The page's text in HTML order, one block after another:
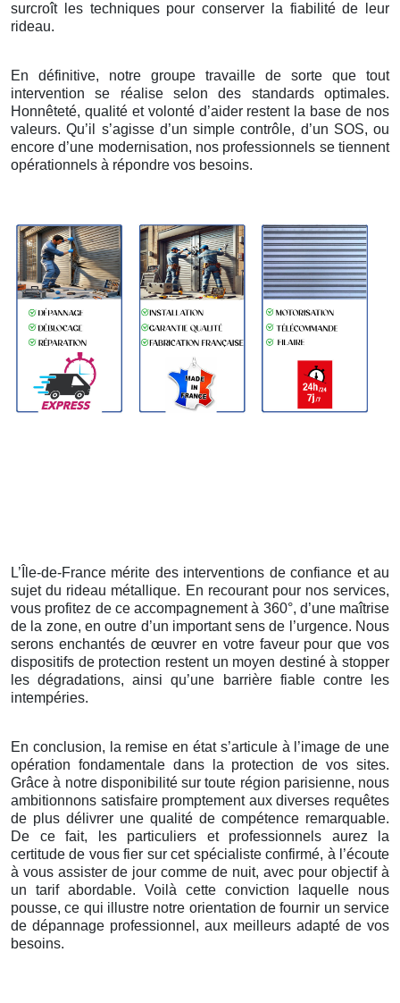
surcroît les techniques pour conserver la fiabilité de leur
rideau.
En définitive, notre groupe travaille de sorte que tout
intervention se réalise selon des standards optimales.
Honnêteté, qualité et volonté d’aider restent la base de nos
valeurs. Qu’il s’agisse d’un simple contrôle, d’un SOS, ou
encore d’une modernisation, nos professionnels se tiennent
opérationnels à répondre vos besoins.
L’Île-de-France mérite des interventions de confiance et au
sujet du rideau métallique. En recourant pour nos services,
vous profitez de ce accompagnement à 360°, d’une maîtrise
de la zone, en outre d’un important sens de l’urgence. Nous
serons enchantés de œuvrer en votre faveur pour que vos
dispositifs de protection restent un moyen destiné à stopper
les dégradations, ainsi qu’une barrière fiable contre les
intempéries.
En conclusion, la remise en état s’articule à l’image de une
opération fondamentale dans la protection de vos sites.
Grâce à notre disponibilité sur toute région parisienne, nous
ambitionnons satisfaire promptement aux diverses requêtes
de plus délivrer une qualité de compétence remarquable.
De ce fait, les particuliers et professionnels aurez la
certitude de vous fier sur cet spécialiste confirmé, à l’écoute
à vous assister de jour comme de nuit, avec pour objectif à
un tarif abordable. Voilà cette conviction laquelle nous
pousse, ce qui illustre notre orientation de fournir un service
de dépannage professionnel, aux meilleurs adapté de vos
besoins.